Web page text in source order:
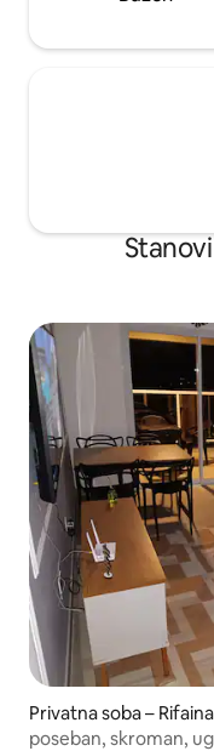
Privatna soba – Rifaina
poseban, skroman,